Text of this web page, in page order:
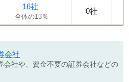
16社
全体の13％
0社
会社
会社や、資金不要の証券会社などの